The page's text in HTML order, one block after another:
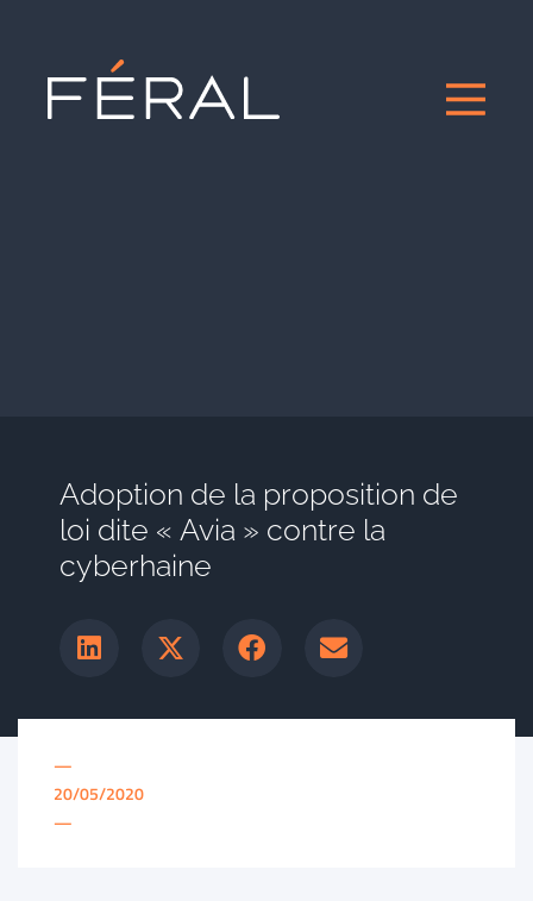
Adoption de la proposition de
loi dite « Avia » contre la
cyberhaine
—
20/05/2020
—